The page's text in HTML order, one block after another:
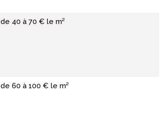
de 40 à 70 € le m²
de 60 à 100 € le m²